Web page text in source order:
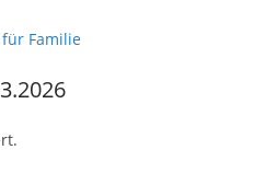
Familie